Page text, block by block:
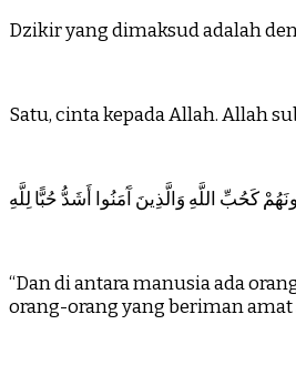
Dzikir yang dimaksud adalah
Satu, cinta kepada Allah. Allah
كَحُبِّ اللَّهِ وَالَّذِينَ آَمَنُوا أَشَدُّ حُبًّا لِلَّهِ
“Dan di antara manusia ada
orang-orang yang beriman amat